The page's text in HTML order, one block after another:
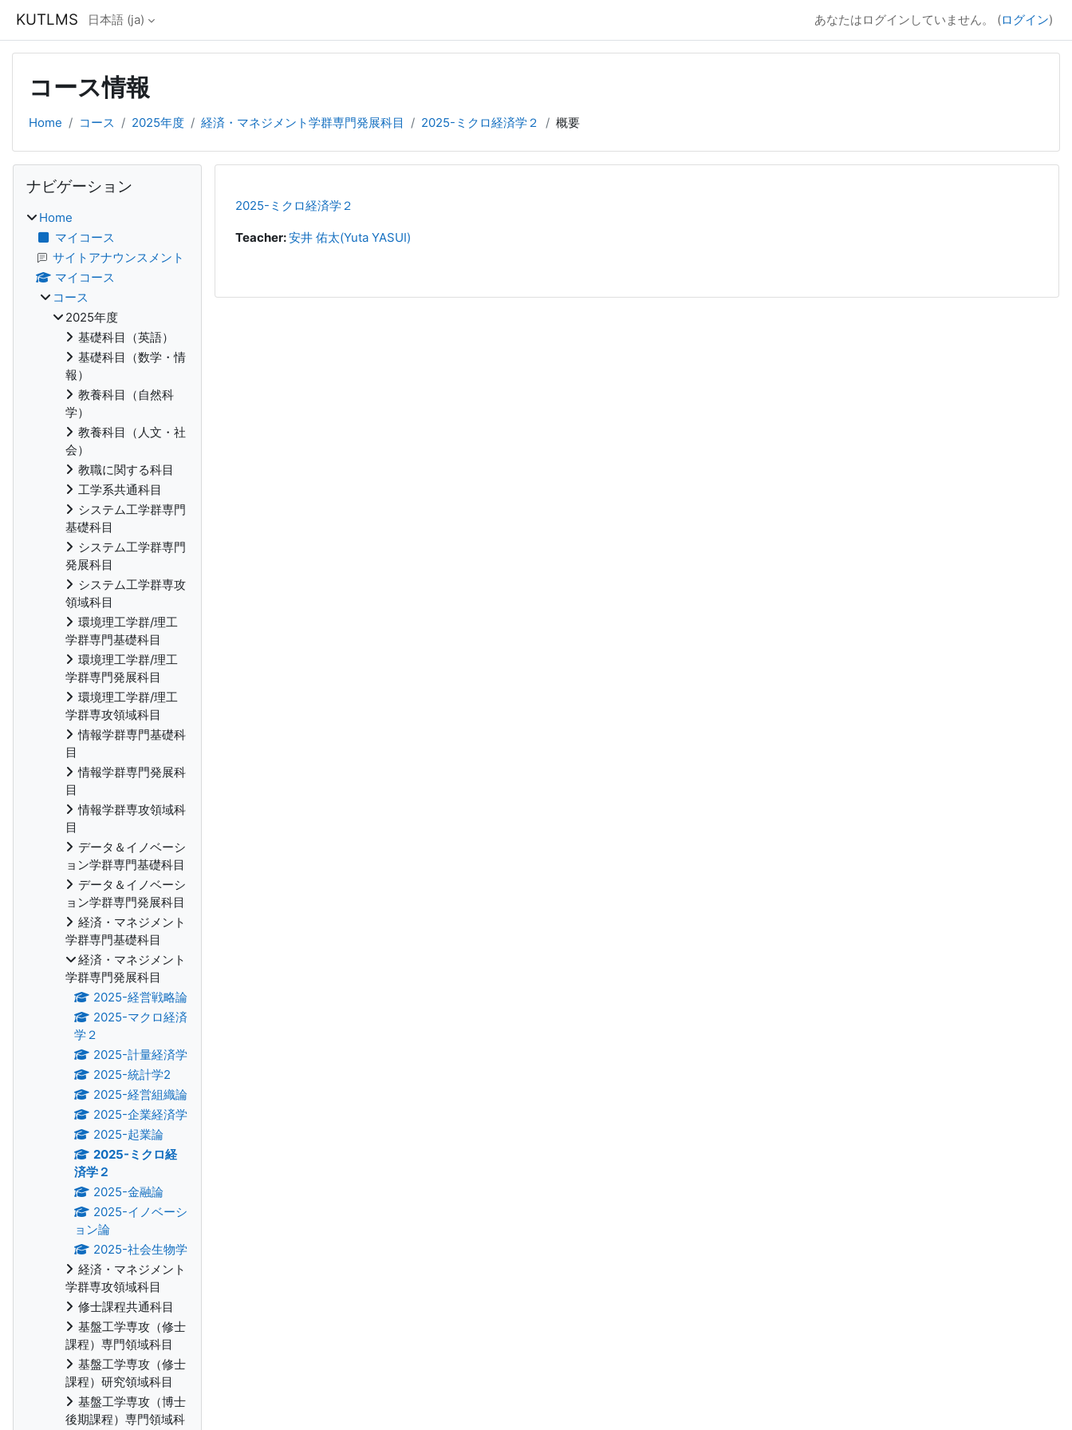
KUTLMS 日本語 ‎(ja)‎ あなたはログインしていません。 (ログイン)
コース情報
Home コース 2025年度 経済・マネジメント学群専門発展科目 2025-ミクロ経済学２ 概要
2025-ミクロ経済学２
Teacher:安井 佑太(Yuta YASUI)
ブロック
ナビゲーション
Home
マイコース
サイトアナウンスメント
マイコース
コース
2025年度
基礎科目（英語）
基礎科目（数学・情
報）
教養科目（自然科
学）
教養科目（人文・社
会）
教職に関する科目
工学系共通科目
システム工学群専門
基礎科目
システム工学群専門
発展科目
システム工学群専攻
領域科目
環境理工学群/理工
学群専門基礎科目
環境理工学群/理工
学群専門発展科目
環境理工学群/理工
学群専攻領域科目
情報学群専門基礎科
目
情報学群専門発展科
目
情報学群専攻領域科
目
データ＆イノベーシ
ョン学群専門基礎科目
データ＆イノベーシ
ョン学群専門発展科目
経済・マネジメント
学群専門基礎科目
経済・マネジメント
学群専門発展科目
2025-経営戦略論
2025-マクロ経済
学２
2025-計量経済学
2025-統計学2
2025-経営組織論
2025-企業経済学
2025-起業論
2025-ミクロ経
済学２
2025-金融論
2025-イノベーシ
ョン論
2025-社会生物学
経済・マネジメント
学群専攻領域科目
修士課程共通科目
基盤工学専攻（修士
課程）専門領域科目
基盤工学専攻（修士
課程）研究領域科目
基盤工学専攻（博士
後期課程）専門領域科